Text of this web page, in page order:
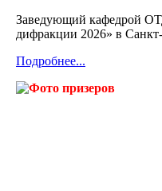
Заведующий кафедрой
дифракции 2026» в
Подробнее...